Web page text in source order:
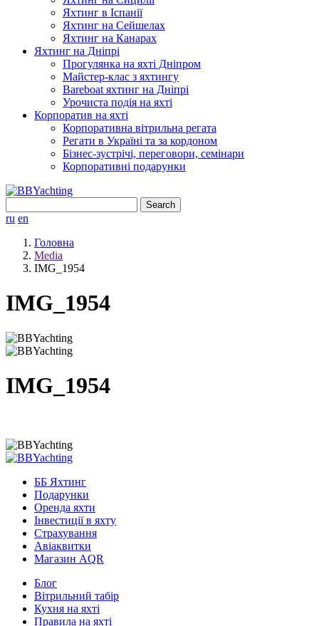
Яхтинг в Іспанії
Яхтинг на Сейшелах
Яхтинг на Канарах
Яхтинг на Дніпрі
Прогулянка на яхті Дніпром
Майстер-клас з яхтингу
Bareboat яхтинг на Дніпрі
Урочиста подія на яхті
Корпоратив на яхті
Корпоративна вітрильна регата
Регати в Україні та за кордоном
Бізнес-зустрічі, переговори, семінари
Корпоративні подарунки
for:
ru en
Головна
Media
IMG_1954
IMG_1954
IMG_1954
ББ Яхтинг
Подарунки
Оренда яхти
Інвестиції в яхту
Страхування
Авіаквитки
Магазин AQR
Блог
Вітрильний табір
Кухня на яхті
Правила на яхті